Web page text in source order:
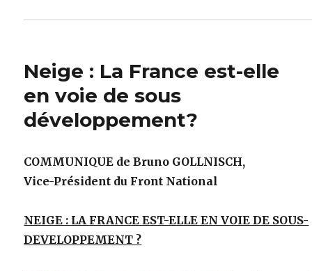
Neige : La France est-elle
en voie de sous
développement?
COMMUNIQUE de Bruno GOLLNISCH,
Vice-Président du Front National
NEIGE : LA FRANCE EST-ELLE EN VOIE DE SOUS-
DEVELOPPEMENT ?